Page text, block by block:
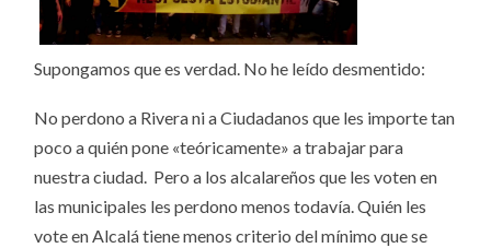
Supongamos que es verdad. No he leído desmentido:
No perdono a Rivera ni a Ciudadanos que les importe tan
poco a quién pone «teóricamente» a trabajar para
nuestra ciudad. Pero a los alcalareños que les voten en
las municipales les perdono menos todavía. Quién les
vote en Alcalá tiene menos criterio del mínimo que se